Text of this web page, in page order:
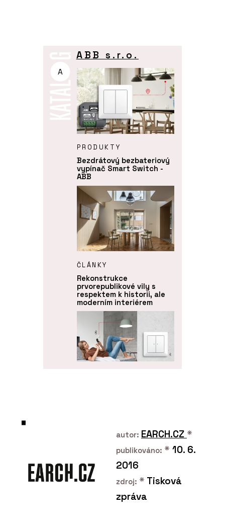
A
ABB s.r.o.
PRODUKTY
Bezdrátový bezbateriový
vypínač Smart Switch -
ABB
ČLÁNKY
Rekonstrukce
prvorepublikové vily s
respektem k historii, ale
moderním interiérem
autor: EARCH.CZ *
publikováno: * 10. 6.
2016
zdroj: * Tisková
zpráva